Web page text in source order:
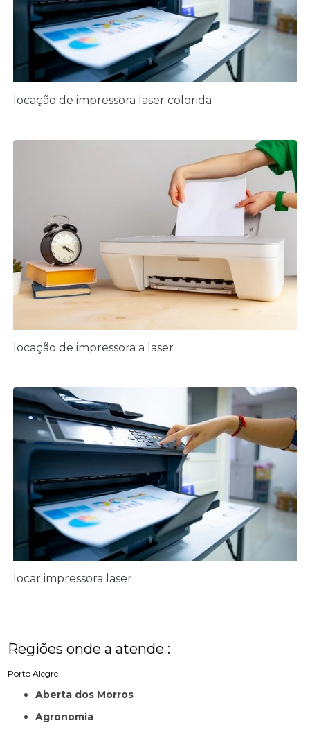
locação de impressora laser colorida
locação de impressora a laser
locar impressora laser
Regiões onde a atende :
Porto Alegre
Aberta dos Morros
Agronomia